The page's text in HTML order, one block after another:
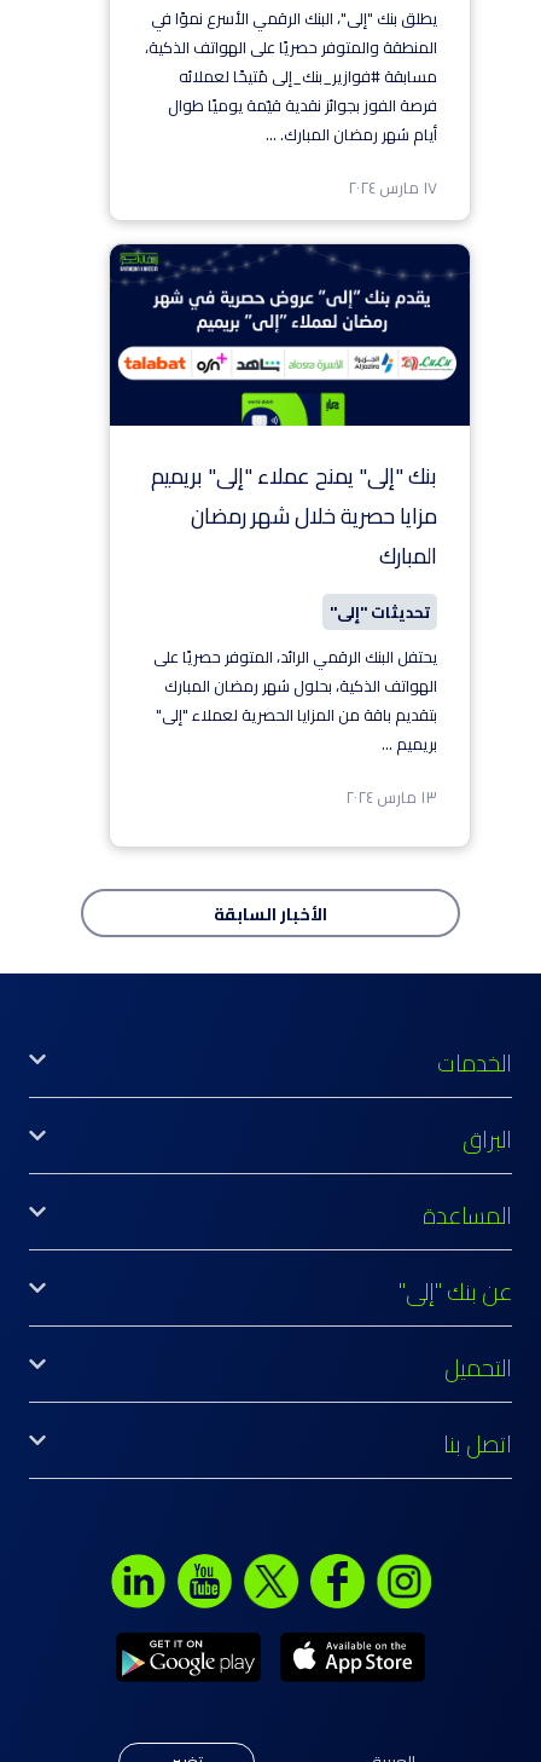
يطلق بنك "إلى"، البنك الرقمي الأسرع نموًا في
المنطقة والمتوفر حصريًا على الهواتف الذكية،
مسابقة #فوازير_بنك_إلى مُتيحًا لعملائه
فرصة الفوز بجوائز نقدية قيّمة يوميًا طوال
أيام شهر رمضان المبارك....
١٧ مارس ٢٠٢٤
بنك "إلى" يمنح عملاء "إلى" بريميم
مزايا حصرية خلال شهر رمضان
المبارك
تحديثات "إلى"
يحتفل البنك الرقمي الرائد، المتوفر حصريًا على
الهواتف الذكية، بحلول شهر رمضان المبارك
بتقديم باقة من المزايا الحصرية لعملاء "إلى"
بريميم ...
١٣ مارس ٢٠٢٤
الأخبارالسابقة
الخدمات
البراق
المساعدة
عن بنك "إلى"
التحميل
اتصل بنا